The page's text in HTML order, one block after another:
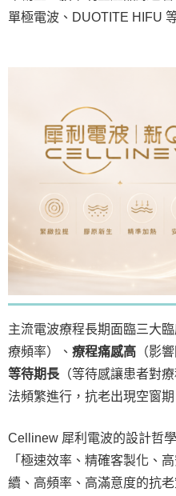
單極電波、DUOTITE HIFU
主流電波療程長期面臨三大臨
療頻率）、 療程痛感高 （影
等待期長 （等待感讓患者對
法頻繁進行，抗老出現空窗
Cellinew 犀利電波的設計哲
「極速效率、精確客製化、
續、高頻率、高滿意度的抗老